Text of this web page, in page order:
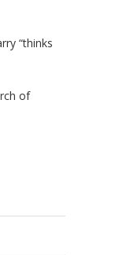
“thinks
of